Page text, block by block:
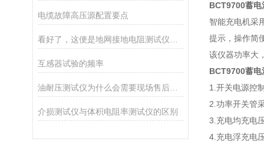
电缆故障高压源配置要点
互感器试验的频率
油耐压测试仪为什么会需要现场售后服务？
介损测试仪与体积电阻率测试仪的区别
BCT9700蓄电
智能充电机采
提示，操作简
该仪器功率大
BCT9700蓄电
1.开关电源控
2.功率开关管
3.充电均充电
4.充电浮充电